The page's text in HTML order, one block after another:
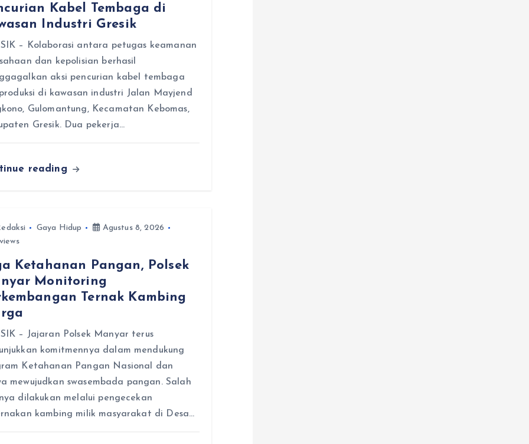
Kabel Tembaga di
Industri Gresik
– Kolaborasi antara petugas keamanan
dan kepolisian berhasil
aksi pencurian kabel tembaga
di kawasan industri Jalan Mayjend
Gulomantung, Kecamatan Kebomas,
Gresik. Dua pekerja…
reading
Gaya Hidup
Agustus 8, 2026
Ketahanan Pangan, Polsek
Monitoring
Ternak Kambing
– Jajaran Polsek Manyar terus
komitmennya dalam mendukung
Ketahanan Pangan Nasional dan
mewujudkan swasembada pangan. Salah
dilakukan melalui pengecekan
kambing milik masyarakat di Desa…